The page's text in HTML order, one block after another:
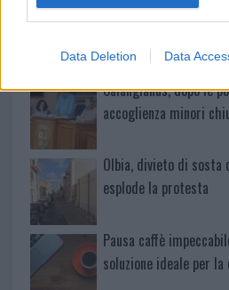
Data Deletion Data
Michelle Hunziker in
Calangianus, dopo le
accoglienza minori
Olbia, divieto di sosta
esplode la protesta
Pausa caffè
soluzione ideale per la